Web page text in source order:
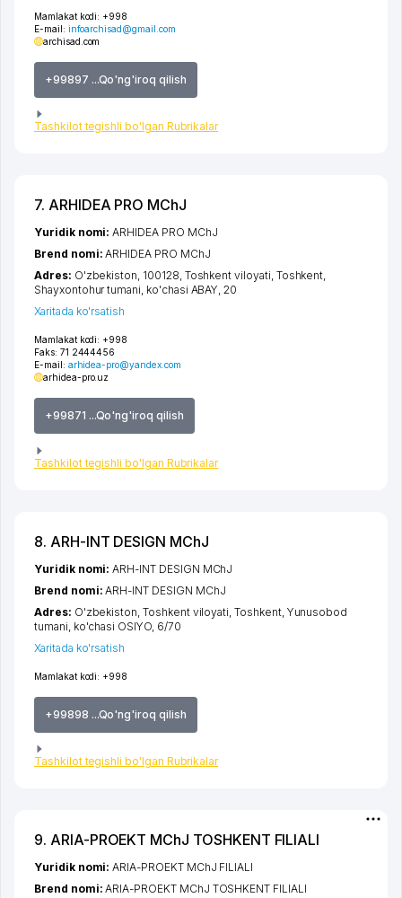
Mamlakat kodi: +998
E-mail: infoarchisad@gmail.com
archisad.com
+99897 ...Qo'ng'iroq qilish
Tashkilot tegishli bo'lgan Rubrikalar
7. ARHIDEA PRO MChJ
Mamlakat kodi: +998
Faks: 71 2444456
E-mail: arhidea-pro@yandex.com
arhidea-pro.uz
+99871 ...Qo'ng'iroq qilish
Tashkilot tegishli bo'lgan Rubrikalar
Yuridik nomi:ARHIDEA PRO MChJ
Brend nomi:ARHIDEA PRO MChJ
Adres: O'zbekiston, 100128, Toshkent viloyati, Toshkent,
Shayxontohur tumani, ko'chasi ABAY, 20
Xaritada ko'rsatish
8. ARH-INT DESIGN MChJ
Mamlakat kodi: +998
+99898 ...Qo'ng'iroq qilish
Tashkilot tegishli bo'lgan Rubrikalar
Yuridik nomi:ARH-INT DESIGN MChJ
Brend nomi:ARH-INT DESIGN MChJ
Adres: O'zbekiston,Toshkent viloyati ,Toshkent, Yunusobod
tumani ko'chasi OSIYO, 6/70
Xaritada ko'rsatish
9. ARIA-PROEKT MChJ TOSHKENT FILIALI
Yuridik nomi:ARIA-PROEKT MChJ FILIALI
Brend nomi:ARIA-PROEKT MChJ TOSHKENT FILIALI